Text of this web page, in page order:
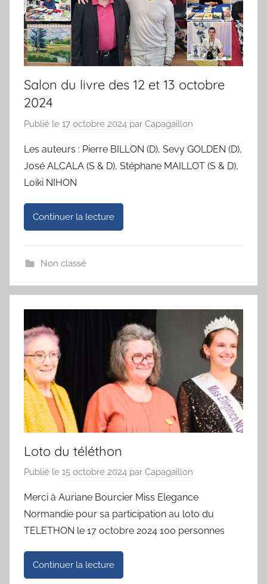
Salon du livre des 12 et 13 octobre
2024
Publié le 17 octobre 2024 par Capagaillon
Les auteurs : Pierre BILLON (D), Sevy GOLDEN (D),
José ALCALA (S & D), Stéphane MAILLOT (S & D),
Loiki NIHON
Continuer la lecture
Non classé
Loto du téléthon
Publié le 15 octobre 2024 par Capagaillon
Merci à Auriane Bourcier Miss Elegance
Normandie pour sa participation au loto du
TELETHON le 17 octobre 2024 100 personnes
Continuer la lecture